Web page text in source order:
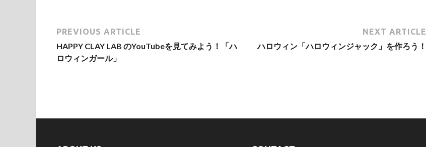
PREVIOUS ARTICLE
HAPPY CLAY LAB のYouTubeを見てみよう！「ハ
ロウィンガール」
NEXT ARTICLE
ハロウィン「ハロウィンジャック」を作ろう！